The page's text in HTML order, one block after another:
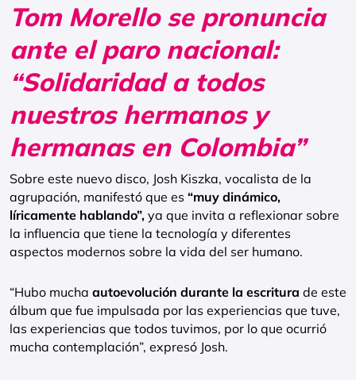
Tom Morello se pronuncia
ante el paro nacional:
“Solidaridad a todos
nuestros hermanos y
hermanas en Colombia”
Sobre este nuevo disco, Josh Kiszka, vocalista de la
agrupación, manifestó que es “muy dinámico,
líricamente hablando”, ya que invita a reflexionar sobre
la influencia que tiene la tecnología y diferentes
aspectos modernos sobre la vida del ser humano.
“Hubo mucha autoevolución durante la escritura de este
álbum que fue impulsada por las experiencias que tuve,
las experiencias que todos tuvimos, por lo que ocurrió
mucha contemplación”, expresó Josh.